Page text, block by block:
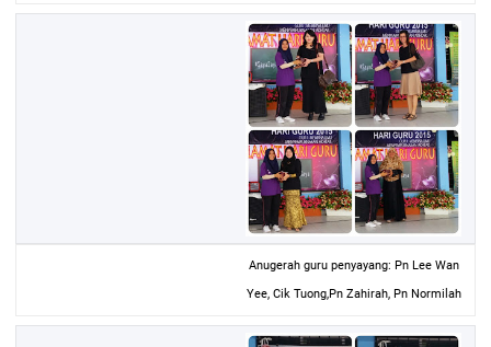
Anugerah guru penyayang: Pn Lee Wan
Yee, Cik Tuong,Pn Zahirah, Pn Normilah